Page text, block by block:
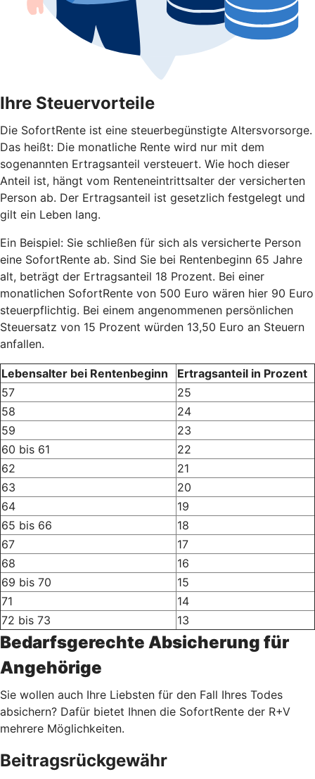
Ihre Steuervorteile
Die SofortRente ist eine steuerbegünstigte Altersvorsorge.
Das heißt: Die monatliche Rente wird nur mit dem
sogenannten Ertragsanteil versteuert. Wie hoch dieser
Anteil ist, hängt vom Renteneintrittsalter der versicherten
Person ab. Der Ertragsanteil ist gesetzlich festgelegt und
gilt ein Leben lang.
Ein Beispiel: Sie schließen für sich als versicherte Person
eine SofortRente ab. Sind Sie bei Rentenbeginn 65 Jahre
alt, beträgt der Ertragsanteil 18 Prozent. Bei einer
monatlichen SofortRente von 500 Euro wären hier 90 Euro
steuerpflichtig. Bei einem angenommenen persönlichen
Steuersatz von 15 Prozent würden 13,50 Euro an Steuern
anfallen.
Lebensalter bei Rentenbeginn
Ertragsanteil in Prozent
57
25
58
24
59
23
60 bis 61
22
62
21
63
20
64
19
65 bis 66
18
67
17
68
16
69 bis 70
15
71
14
72 bis 73
13
Bedarfsgerechte Absicherung für
Angehörige
Sie wollen auch Ihre Liebsten für den Fall Ihres Todes
absichern? Dafür bietet Ihnen die SofortRente der R+V
mehrere Möglichkeiten.
Beitragsrückgewähr